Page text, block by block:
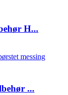
H...
...